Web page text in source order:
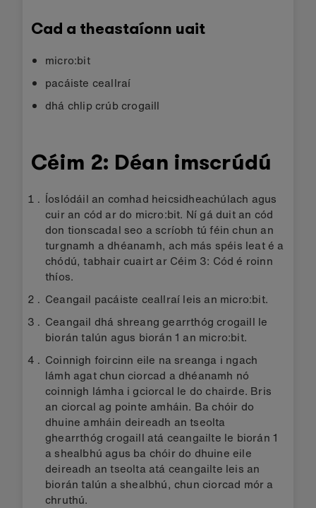
Cad a theastaíonn uait
micro:bit
pacáiste ceallraí
dhá chlip crúb crogaill
Céim 2: Déan imscrúdú
Íoslódáil an comhad heicsidheachúlach agus
cuir an cód ar do micro:bit. Ní gá duit an cód
don tionscadal seo a scríobh tú féin chun an
turgnamh a dhéanamh, ach más spéis leat é a
chódú, tabhair cuairt ar Céim 3: Cód é roinn
thíos.
Ceangail pacáiste ceallraí leis an micro:bit.
Ceangail dhá shreang gearrthóg crogaill le
biorán talún agus biorán 1 an micro:bit.
Coinnigh foircinn eile na sreanga i ngach
lámh agat chun ciorcad a dhéanamh nó
coinnigh lámha i gciorcal le do chairde. Bris
an ciorcal ag pointe amháin. Ba chóir do
dhuine amháin deireadh an tseolta
ghearrthóg crogaill atá ceangailte le biorán 1
a shealbhú agus ba chóir do dhuine eile
deireadh an tseolta atá ceangailte leis an
biorán talún a shealbhú, chun ciorcad mór a
chruthú.